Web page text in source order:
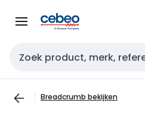
naar
naar
Zoekveld invoer
Breadcrumb bekijken